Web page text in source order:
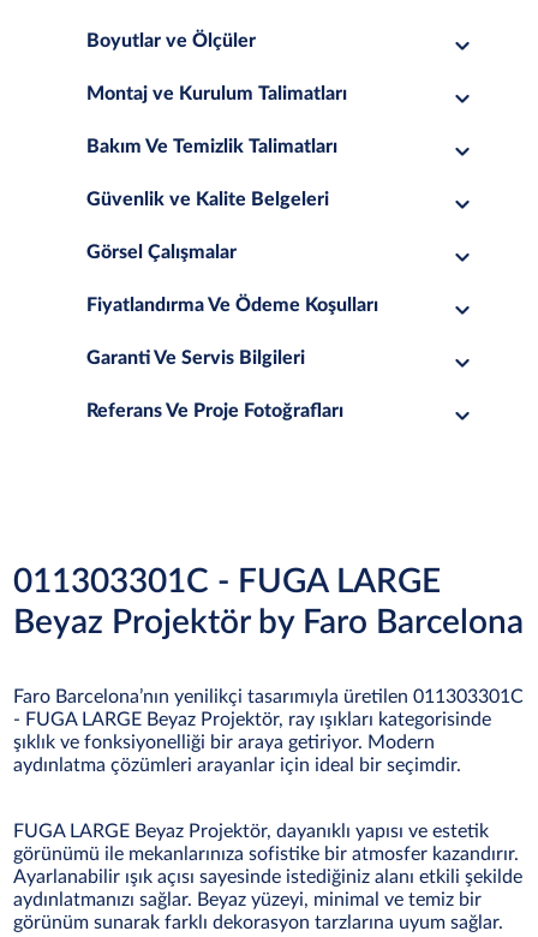
Boyutlar ve Ölçüler
Montaj ve Kurulum Talimatları
Bakım Ve Temizlik Talimatları
Güvenlik ve Kalite Belgeleri
Görsel Çalışmalar
Fiyatlandırma Ve Ödeme Koşulları
Garanti Ve Servis Bilgileri
Referans Ve Proje Fotoğrafları
011303301C - FUGA LARGE
Beyaz Projektör by Faro Barcelona
Faro Barcelona’nın yenilikçi tasarımıyla üretilen 011303301C
- FUGA LARGE Beyaz Projektör, ray ışıkları kategorisinde
şıklık ve fonksiyonelliği bir araya getiriyor. Modern
aydınlatma çözümleri arayanlar için ideal bir seçimdir.
FUGA LARGE Beyaz Projektör, dayanıklı yapısı ve estetik
görünümü ile mekanlarınıza sofistike bir atmosfer kazandırır.
Ayarlanabilir ışık açısı sayesinde istediğiniz alanı etkili şekilde
aydınlatmanızı sağlar. Beyaz yüzeyi, minimal ve temiz bir
görünüm sunarak farklı dekorasyon tarzlarına uyum sağlar.